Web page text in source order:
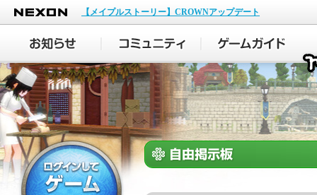
NEXON
【メイプルストーリー】CROWNアップデート